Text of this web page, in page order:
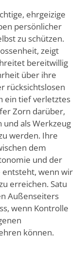
ehrgeizige
persönlicher
zu schützen.
zeigt
bereitwillig
über ihre
rücksichtslosen
ein tief verletztes
Zorn darüber,
als Werkzeug
werden. Ihre
dem
und der
wenn wir
erreichen. Satu
Außenseiters
wenn Kontrolle
können.